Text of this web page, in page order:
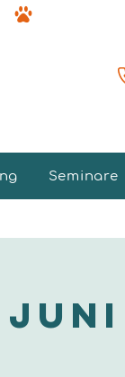
Seminare